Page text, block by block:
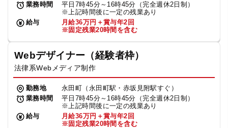
業務時間
平日7時45分～16時45分（完全週休2日制）
※上記時間後に一定の残業あり
給与
月給36万円＋賞与年2回
※固定残業20時間を含む
Webデザイナー（経験者枠）
法律系Webメディア制作
勤務地
永田町（永田町駅・赤坂見附駅すぐ）
業務時間
平日7時45分～16時45分（完全週休2日制）
※上記時間後に一定の残業あり
給与
月給36万円＋賞与年2回
※固定残業20時間を含む